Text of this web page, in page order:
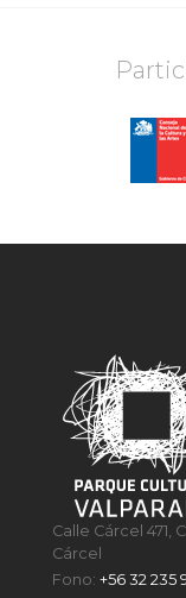
Calle Cárcel 471,
Cárcel
Fono:+56 32 235